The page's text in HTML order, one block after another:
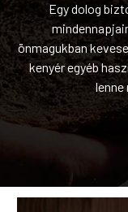
Egy dolog
önmagukban
kenyér egyéb
lenne